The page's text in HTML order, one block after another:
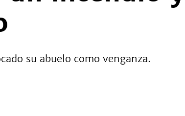
su abuelo como venganza.